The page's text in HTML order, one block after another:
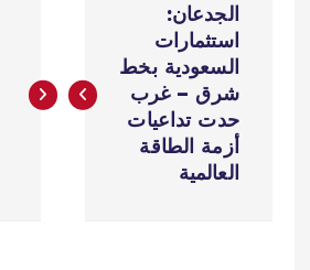
ص
الجدعان:
استثمارات
السعودية بخط
شرق – غرب
حدت تداعيات
أزمة الطاقة
العالمية